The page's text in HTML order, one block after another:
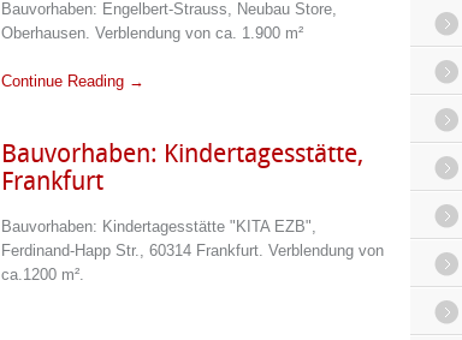
Bauvorhaben: Engelbert-Strauss, Neubau Store,
Oberhausen. Verblendung von ca. 1.900 m²
Continue Reading →
Bauvorhaben: Kindertagesstätte,
Frankfurt
Bauvorhaben: Kindertagesstätte "KITA EZB",
Ferdinand-Happ Str., 60314 Frankfurt. Verblendung von
ca.1200 m².